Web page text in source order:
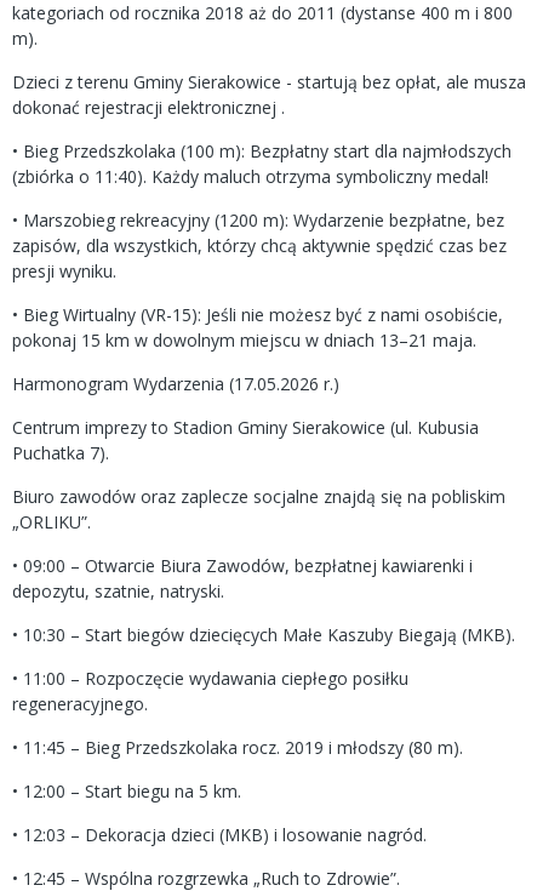
kategoriach od rocznika 2018 aż do 2011 (dystanse 400 m i 800
m).
Dzieci z terenu Gminy Sierakowice - startują bez opłat, ale musza
dokonać rejestracji elektronicznej .
• Bieg Przedszkolaka (100 m): Bezpłatny start dla najmłodszych
(zbiórka o 11:40). Każdy maluch otrzyma symboliczny medal!
• Marszobieg rekreacyjny (1200 m): Wydarzenie bezpłatne, bez
zapisów, dla wszystkich, którzy chcą aktywnie spędzić czas bez
presji wyniku.
• Bieg Wirtualny (VR-15): Jeśli nie możesz być z nami osobiście,
pokonaj 15 km w dowolnym miejscu w dniach 13–21 maja.
Harmonogram Wydarzenia (17.05.2026 r.)
Centrum imprezy to Stadion Gminy Sierakowice (ul. Kubusia
Puchatka 7).
Biuro zawodów oraz zaplecze socjalne znajdą się na pobliskim
„ORLIKU”.
• 09:00 – Otwarcie Biura Zawodów, bezpłatnej kawiarenki i
depozytu, szatnie, natryski.
• 10:30 – Start biegów dziecięcych Małe Kaszuby Biegają (MKB).
• 11:00 – Rozpoczęcie wydawania ciepłego posiłku
regeneracyjnego.
• 11:45 – Bieg Przedszkolaka rocz. 2019 i młodszy (80 m).
• 12:00 – Start biegu na 5 km.
• 12:03 – Dekoracja dzieci (MKB) i losowanie nagród.
• 12:45 – Wspólna rozgrzewka „Ruch to Zdrowie”.